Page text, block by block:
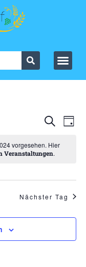
UND
SucheTag
vorgesehen. Hier
Veranstaltungen.
Nächster Tag